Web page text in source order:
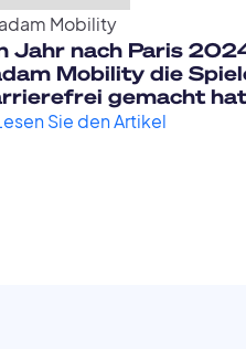
Mobility
Jahr nach Paris
Mobility die
gemacht hat
Sie den Artikel